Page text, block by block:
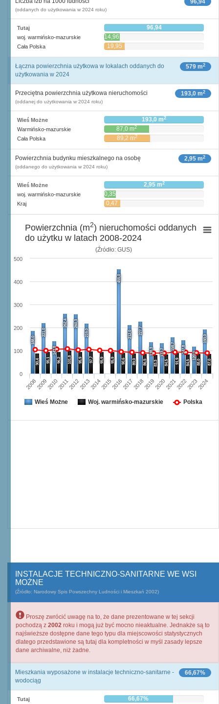
96,94
(oddanych do użytkowania w 2024 roku)
Tutaj 96,94
woj. warmińsko-mazurskie 14,96
Cała Polska 19,95
579 m2
Łączna powierzchnia użytkowa w lokalach oddanych do
użytkowania w 2024
193,0 m2
Przeciętna powierzchnia użytkowa nieruchomości
(oddanej do użytkowania w 2024 roku)
Wieś Możne 193,0 m2
Warmińsko-mazurskie 87,0 m2
Cała Polska 89,2 m2
2,95 m2
Powierzchnia budynku mieszkalnego na osobę
(oddanego do użytkowania w 2024 roku)
Wieś Możne 2,95 m2
woj. warmińsko-mazurskie
0,35
m2
Kraj
0,47
(Źródło: GUS)
188,0
221,0
143,0
262,4
260,3
219,0
455,0
212,0 227,7
138,3 133,7
158,7 147,8
120,0
193,0
90,4 95,1 96,2 101,8 95,9 97,7 95,9 95,9 90,6 89,0 86,5 83,3 84,5 91,9 84,5 88,0 87,0
20082009201020112012201320142015201620172018201920202021202220232024
0
100
200
300
400
500
Powierzchnia (m2) nieruchomości oddanych
do użytku w latach 2008-2024
Wieś Możne Woj. warmińsko-mazurskie Polska
INSTALACJE TECHNICZNO-SANITARNE WE WSI
MOŻNE
(Źródło: Narodowy Spis Powszechny Ludności i Mieszkań 2002)
Proszę zwrócić uwagę na to, że dane prezentowane w tej sekcji
pochodzą z 2002 roku i mogą już być mocno nieaktualne. Jednakże są to
najświeższe dostępne dane tego typu dla miejscowości statystycznych
dlatego przedstawione są tutaj dla kompletności w myśl zasady lepsze
dane archiwalne, niż żadne.
66,67%
Mieszkania wyposażone w instalacje techniczno-sanitarne -
wodociąg
Tutaj 66,67%